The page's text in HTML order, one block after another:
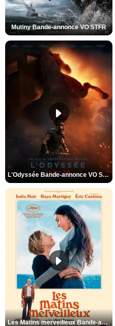
Mutiny Bande-annonce VO STFR
L'Odyssée Bande-annonce VO STFR
Les Matins merveilleux Bande-annonce VF